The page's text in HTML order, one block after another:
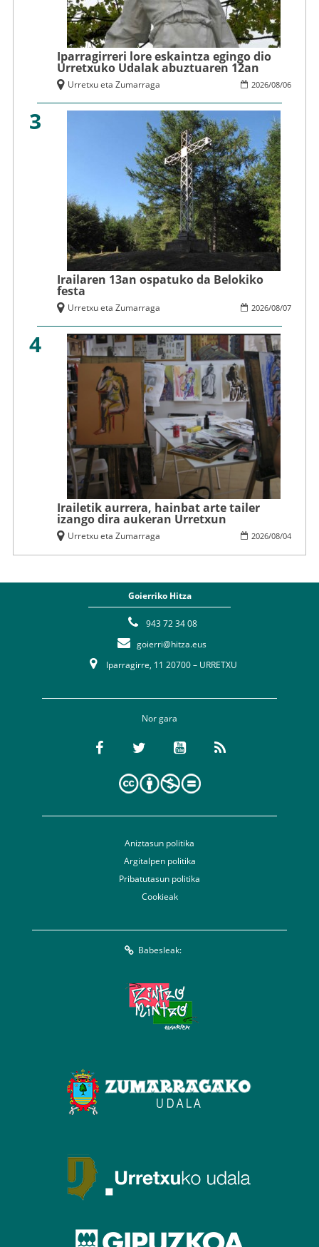
Iparragirreri lore eskaintza egingo dio
Urretxuko Udalak abuztuaren 12an
2026/08/06
Urretxu eta Zumarraga
3
Irailaren 13an ospatuko da Belokiko
festa
2026/08/07
Urretxu eta Zumarraga
4
Irailetik aurrera, hainbat arte tailer
izango dira aukeran Urretxun
2026/08/04
Urretxu eta Zumarraga
Goierriko Hitza
943 72 34 08
goierri@hitza.eus
Iparragirre, 11 20700 – URRETXU
Nor gara
Aniztasun politika
Argitalpen politika
Pribatutasun politika
Cookieak
Babesleak: